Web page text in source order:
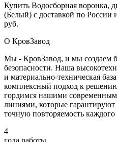
Купить Водосборная воронка,
(Белый) с доставкой по
руб.
О КровЗавод
Мы - КровЗавод, и мы создаем
безопасности. Наша
и материально-техническая
комплексный подход к
гордимся нашими
линиями, которые гарантируют
точную повторяемость каждого
4
года работы